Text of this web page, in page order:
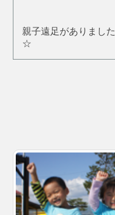
親子遠足がありました
☆